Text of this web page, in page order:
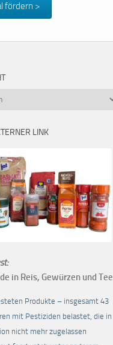
fördern >
LINK
in Reis, Gewürzen und Tee
Produkte – insgesamt 43
mit Pestiziden belastet, die in
nicht mehr zugelassen